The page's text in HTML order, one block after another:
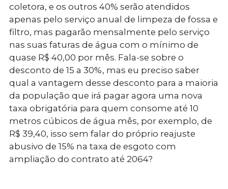
coletora, e os outros 40% serão atendidos
apenas pelo serviço anual de limpeza de fossa e
filtro, mas pagarão mensalmente pelo serviço
nas suas faturas de água com o mínimo de
quase R$ 40,00 por mês. Fala-se sobre o
desconto de 15 a 30%, mas eu preciso saber
qual a vantagem desse desconto para a maioria
da população que irá pagar agora uma nova
taxa obrigatória para quem consome até 10
metros cúbicos de água mês, por exemplo, de
R$ 39,40, isso sem falar do próprio reajuste
abusivo de 15% na taxa de esgoto com
ampliação do contrato até 2064?